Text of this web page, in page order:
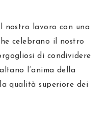
nostro lavoro con una
celebrano il nostro
di condividere
l’anima della
qualità superiore dei